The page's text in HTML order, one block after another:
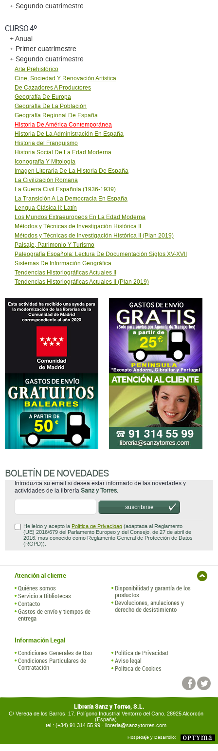
+ Segundo cuatrimestre
CURSO 4º
+ Anual
+ Primer cuatrimestre
+ Segundo cuatrimestre
Arte Prehistórico
Cine, Sociedad Y Renovación Artística
De Cazadores A Productores
Geografía De Europa
Geografía De La Población
Geografía Regional De España
Historia De América Contemporánea
Historia De La Administración En España
Historia del Franquismo
Historia Social De La Edad Moderna
Iconografía Y Mitología
Imagen Literaria De La Historia De España
La Civilización Romana
La Guerra Civil Española (1936-1939)
La Transición A La Democracia En España
Lengua Clásica II: Latín
Los Mundos Extraeuropeos En La Edad Moderna
Métodos y Técnicas de Investigación Histórica II
Métodos y Técnicas de Investigación Histórica II (Plan 2019)
Paisaje, Patrimonio Y Turismo
Paleografía Española: Lectura De Documentación Siglos XV-XVII
Sistemas De Información Geográfica
Tendencias Historiográficas Actuales II
Tendencias Historiográficas Actuales II (Plan 2019)
BOLETÍN DE NOVEDADES
Introduzca su email si desea estar informado de las novedades y
actividades de la librería Sanz y Torres
suscribirse
He leído y acepto la Política de Privacidad (adaptada al Reglamento
(UE) 2016/679 del Parlamento Europeo y del Consejo, de 27 de abril de
2016, mas conocido como Reglamento General de Protección de Datos
(RGPD)).
Atención al cliente
Quiénes somos
Servicio a Bibliotecas
Contacto
Gastos de envío y tiempos de
entrega
Disponibilidad y garantía de los
productos
Devoluciones, anulaciones y
derecho de desistimiento
Información Legal
Condiciones Generales de Uso
Condiciones Particulares de
Contratación
Política de Privacidad
Aviso legal
Política de Cookies
Librería Sanz y Torres, S.L.
C/ Vereda de los Barros, 17. Polígono Industrial Ventorro del Cano. 28925 Alcorcón
(España)
tel.: (+34) 91 314 55 99 · libreria@sanzytorres.com
Hospedaje y Desarrollo: